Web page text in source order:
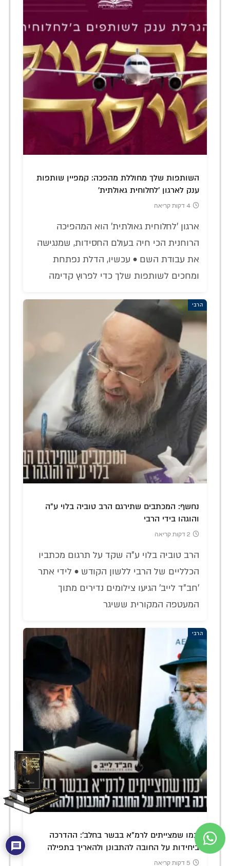
השותפות שלך מחוללת מהפכה: קמפיין שותפות
ענק לארגון 'לחלוחית גאולתית'
4 דקות קריאה
ארגון 'לחלוחית גאולתית' הוא המהפיכה
הרוחנית הכי חיה בעולם החסידות, שמנגישה
את עבודת השם • עכשיו, הדלת נפתחת
ומחכים לשותפות שלך כדי לפרוץ קדימה
הרבי
נחשף: המכתבים שתירגם הרב טוביה בלוי ע"ה
והוגהו בידי הרבי
2 דקות קריאה
הרב טוביה בלוי ע"ה שקד על תרגום מכתביו
הכלליים של הרבי ללשון הקודש • לידי אתר
'חב"ד לייב' הגיעו צילומים נדירים מתוך
המעטפה המקורית ששיגר
הרבי
'כמו שמצייתים לרמ"א בבשר בחלב': ההדרכה
ביחידות על החובה להתבונן ולהאריך בתפילה
5 דקות קריאה